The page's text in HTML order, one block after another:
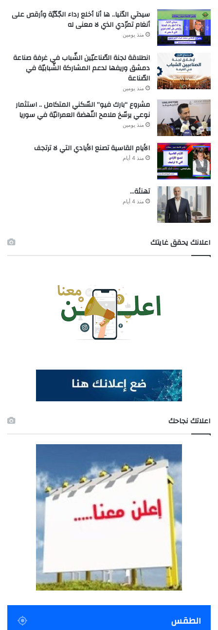
سيدتي الدّنيا.. ها أنا أخلع رداء الجّدّيّة وأرقص على
أنغام تمرّدي الذي لا معنى له
منذ يومين
انطلاقة لجنة الصّناعيّين الشّباب في غرفة صناعة
دمشق وريفها لدعم المشاركة الشّبابيّة في
الصّناعة
منذ يومين
مشروع “بارك فيو” السّكني المتكامل .. استثمار
نوعي يرسّخ ملامح النّهضة العمرانيّة في سوريا
منذ يومين
الأيام القاسية تصنع الأيادي التي لا ترتجف
منذ 4 أيام
تهنئة…
منذ 4 أيام
اعلانك يحقق غايتك
اعلاتك نجاحك
الطقس